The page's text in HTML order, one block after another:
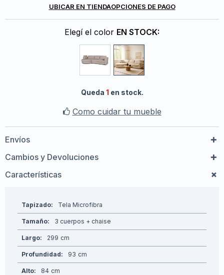
UBICAR EN TIENDAOPCIONES DE PAGO
Elegí el color EN STOCK:
Queda 1 en stock.
Como cuidar tu mueble
Envíos
Cambios y Devoluciones
Características
Tapizado Tela Microfibra
Tamaño 3 cuerpos + chaise
Largo 299
Profundidad 93
Alto 84